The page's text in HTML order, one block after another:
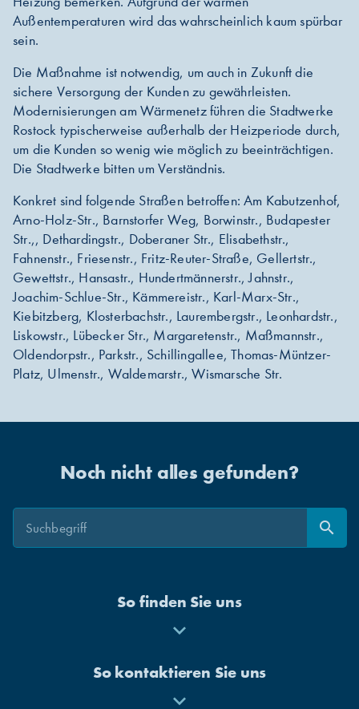
Außentemperaturen wird das wahrscheinlich kaum spürbar
sein.
Die Maßnahme ist notwendig, um auch in Zukunft die
sichere Versorgung der Kunden zu gewährleisten.
Modernisierungen am Wärmenetz führen die Stadtwerke
Rostock typischerweise außerhalb der Heizperiode durch,
um die Kunden so wenig wie möglich zu beeinträchtigen.
Die Stadtwerke bitten um Verständnis.
Konkret sind folgende Straßen betroffen: Am Kabutzenhof,
Arno-Holz-Str., Barnstorfer Weg, Borwinstr., Budapester
Str.,, Dethardingstr., Doberaner Str., Elisabethstr.,
Fahnenstr., Friesenstr., Fritz-Reuter-Straße, Gellertstr.,
Gewettstr., Hansastr., Hundertmännerstr., Jahnstr.,
Joachim-Schlue-Str., Kämmereistr., Karl-Marx-Str.,
Kiebitzberg, Klosterbachstr., Laurembergstr., Leonhardstr.,
Liskowstr., Lübecker Str., Margaretenstr., Maßmannstr.,
Oldendorpstr., Parkstr., Schillingallee, Thomas-Müntzer-
Platz, Ulmenstr., Waldemarstr., Wismarsche Str.
Noch nicht alles gefunden?
Suche
search
Suchen
So finden Sie uns
Mehr
So kontaktieren Sie uns
Mehr